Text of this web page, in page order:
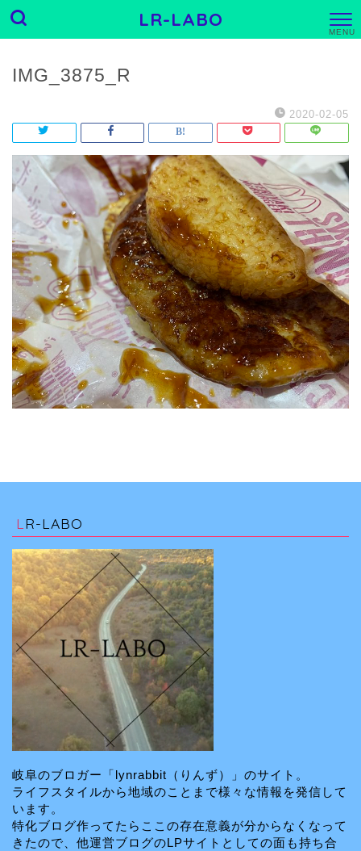
LR-LABO
E
IMG_3875_R
2020-02-05
LR-LABO
岐阜のブロガー「lynrabbit（りんず）」のサイト。
ライフスタイルから地域のことまで様々な情報を発信して
います。
特化ブログ作ってたらここの存在意義が分からなくなって
きたので、他運営ブログのLPサイトとしての面も持ち合